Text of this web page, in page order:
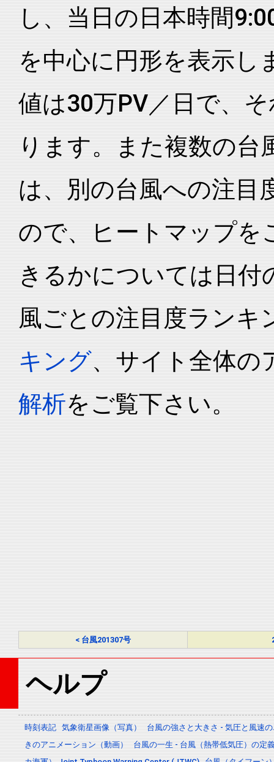
し、当日の日本時間
を中心に円形を表示し
値は30万PV／日で、
ります。また複数の台
は、別の台風への注目
ので、ヒートマップを
きるかについては日付
風ごとの注目度ランキ
キング、サイト全体の
解析をご覧下さい。
< 台風201307号
ヘルプ
時刻表記 気象衛星画像（写真）
台風の強さと大きさ - 気圧と風速
きのアニメーション（動画）
台風の一生 - 台風（熱帯低気圧）の定